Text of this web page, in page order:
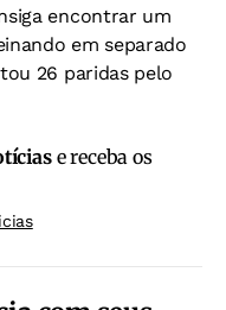
encontrar um
em separado
26 paridas pelo
e receba os